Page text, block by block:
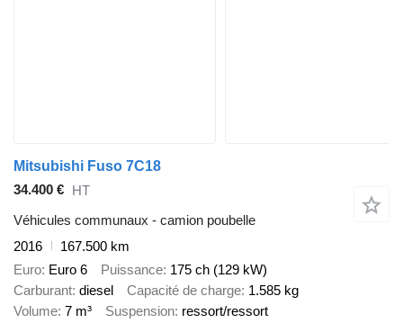
Mitsubishi Fuso 7C18
34.400 € HT
Véhicules communaux - camion poubelle
2016
167.500 km
Euro Euro 6 Puissance 175 ch (129 kW)
Carburant diesel Capacité de charge 1.585 kg
Volume 7 m³ Suspension ressort/ressort